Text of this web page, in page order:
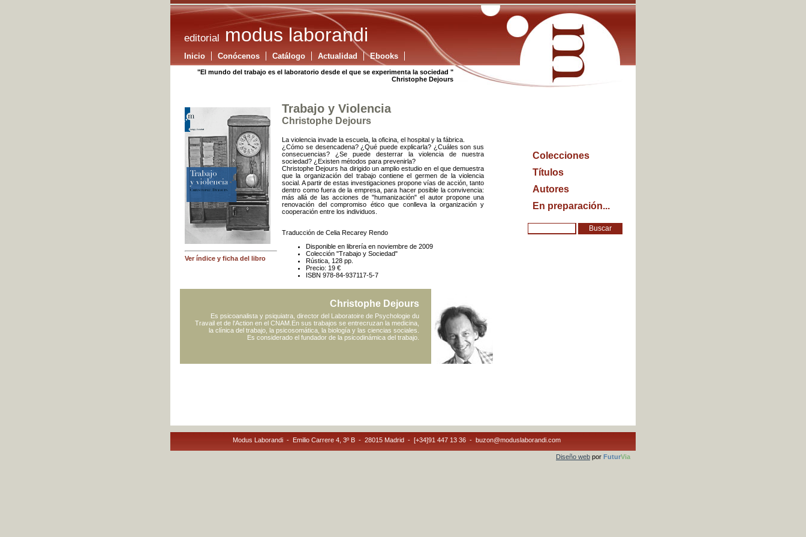
editorial modus laborandi
Inicio Conócenos Catálogo Actualidad Ebooks
"El mundo del trabajo es el laboratorio desde el que se experimenta la sociedad "
Christophe Dejours
Colecciones
Títulos
Autores
En preparación...
Ver índice y ficha del libro
Trabajo y Violencia
Christophe Dejours
La violencia invade la escuela, la oficina, el hospital y la fábrica.
¿Cómo se desencadena? ¿Qué puede explicarla? ¿Cuáles son sus
consecuencias? ¿Se puede desterrar la violencia de nuestra
sociedad? ¿Existen métodos para prevenirla?
Christophe Dejours ha dirigido un amplio estudio en el que demuestra
que la organización del trabajo contiene el germen de la violencia
social. A partir de estas investigaciones propone vías de acción, tanto
dentro como fuera de la empresa, para hacer posible la convivencia:
más allá de las acciones de "humanización" el autor propone una
renovación del compromiso ético que conlleva la organización y
cooperación entre los individuos.
Traducción de Celia Recarey Rendo
Disponible en librería en noviembre de 2009
Colección "Trabajo y Sociedad"
Rústica, 128 pp.
Precio: 19 €
ISBN 978-84-937117-5-7
Christophe Dejours
Es psicoanalista y psiquiatra, director del Laboratoire de Psychologie du
Travail et de l'Action en el CNAM.En sus trabajos se entrecruzan la medicina,
la clínica del trabajo, la psicosomática, la biología y las ciencias sociales.
Es considerado el fundador de la psicodinámica del trabajo.
Modus Laborandi - Emilio Carrere 4, 3º B - 28015 Madrid - [+34]91 447 13 36 - buzon@moduslaborandi.com
Diseño web por FuturVia